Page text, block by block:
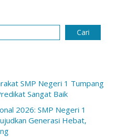
Cari
SMP Negeri 1 Tumpang
Sangat Baik
2026: SMP Negeri 1
Generasi Hebat,